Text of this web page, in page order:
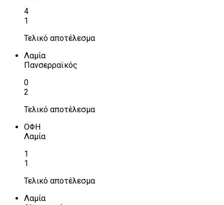
4
1
Τελικό αποτέλεσμα
Λαμία
Πανσερραϊκός
0
2
Τελικό αποτέλεσμα
ΟΦΗ
Λαμία
1
1
Τελικό αποτέλεσμα
Λαμία